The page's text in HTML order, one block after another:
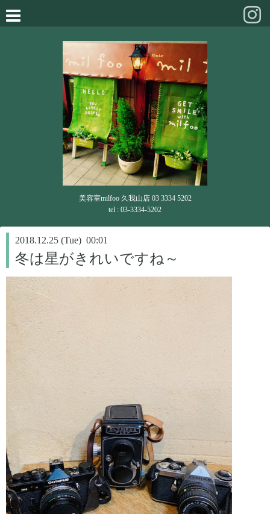
美容室milfoo 久我山店 03 3334 5202
tel : 03-3334-5202
2018.12.25 (Tue) 00:01
冬は星がきれいですね～